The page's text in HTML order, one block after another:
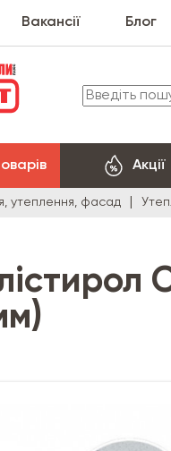
Вакансії Блог
Акції
утеплення, фасад